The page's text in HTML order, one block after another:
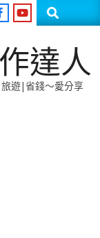
Search
達人
遊|省錢～愛分享